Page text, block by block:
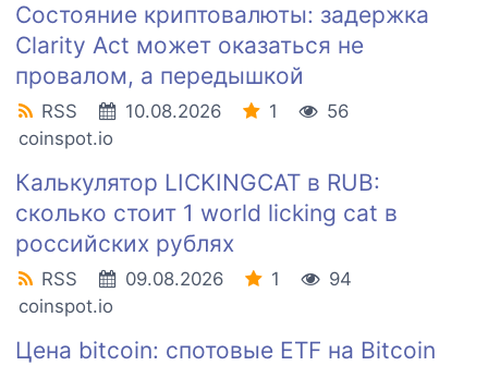
Состояние криптовалюты: задержка
Clarity Act может оказаться не
провалом, а передышкой
RSS 10.08.2026 1
56
coinspot.io
Калькулятор LICKINGCAT в RUB:
сколько стоит 1 world licking cat в
российских рублях
RSS 09.08.2026 1
94
coinspot.io
Цена bitcoin: спотовые ETF на Bitcoin